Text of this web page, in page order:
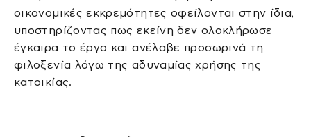
οικονομικές εκκρεμότητες οφείλονται στην ίδια,
υποστηρίζοντας πως εκείνη δεν ολοκλήρωσε
έγκαιρα το έργο και ανέλαβε προσωρινά τη
φιλοξενία λόγω της αδυναμίας χρήσης της
κατοικίας.